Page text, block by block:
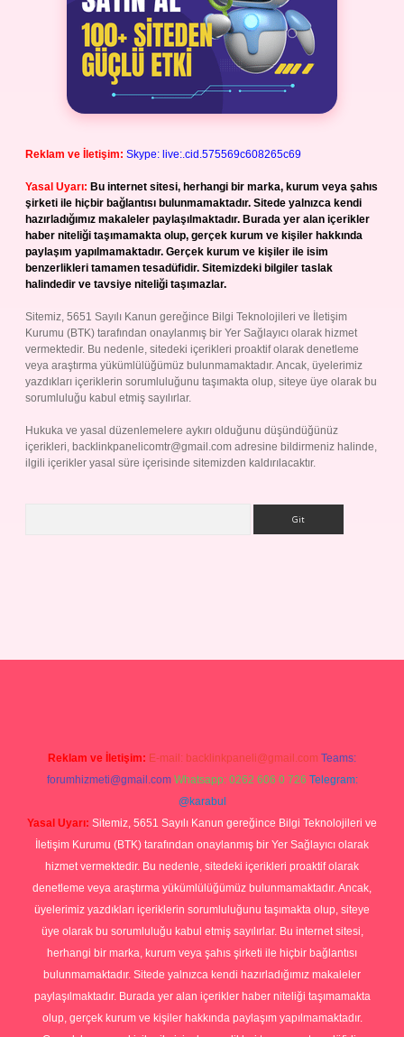
Reklam ve İletişim: Skype: live:.cid.575569c608265c69
Yasal Uyarı: Bu internet sitesi, herhangi bir marka, kurum veya şahıs
şirketi ile hiçbir bağlantısı bulunmamaktadır. Sitede yalnızca kendi
hazırladığımız makaleler paylaşılmaktadır. Burada yer alan içerikler
haber niteliği taşımamakta olup, gerçek kurum ve kişiler hakkında
paylaşım yapılmamaktadır. Gerçek kurum ve kişiler ile isim
benzerlikleri tamamen tesadüfidir. Sitemizdeki bilgiler taslak
halindedir ve tavsiye niteliği taşımazlar.
Sitemiz, 5651 Sayılı Kanun gereğince Bilgi Teknolojileri ve İletişim
Kurumu (BTK) tarafından onaylanmış bir Yer Sağlayıcı olarak hizmet
vermektedir. Bu nedenle, sitedeki içerikleri proaktif olarak denetleme
veya araştırma yükümlülüğümüz bulunmamaktadır. Ancak, üyelerimiz
yazdıkları içeriklerin sorumluluğunu taşımakta olup, siteye üye olarak bu
sorumluluğu kabul etmiş sayılırlar.
Hukuka ve yasal düzenlemelere aykırı olduğunu düşündüğünüz
içerikleri, backlinkpanelicomtr@gmail.com adresine bildirmeniz halinde,
ilgili içerikler yasal süre içerisinde sitemizden kaldırılacaktır.
Reklam ve İletişim: E-mail: backlinkpaneli@gmail.com Teams:
forumhizmeti@gmail.com Whatsapp: 0262 606 0 726 Telegram:
@karabul
Yasal Uyarı: Sitemiz, 5651 Sayılı Kanun gereğince Bilgi Teknolojileri ve
İletişim Kurumu (BTK) tarafından onaylanmış bir Yer Sağlayıcı olarak
hizmet vermektedir. Bu nedenle, sitedeki içerikleri proaktif olarak
denetleme veya araştırma yükümlülüğümüz bulunmamaktadır. Ancak,
üyelerimiz yazdıkları içeriklerin sorumluluğunu taşımakta olup, siteye
üye olarak bu sorumluluğu kabul etmiş sayılırlar. Bu internet sitesi,
herhangi bir marka, kurum veya şahıs şirketi ile hiçbir bağlantısı
bulunmamaktadır. Sitede yalnızca kendi hazırladığımız makaleler
paylaşılmaktadır. Burada yer alan içerikler haber niteliği taşımamakta
olup, gerçek kurum ve kişiler hakkında paylaşım yapılmamaktadır.